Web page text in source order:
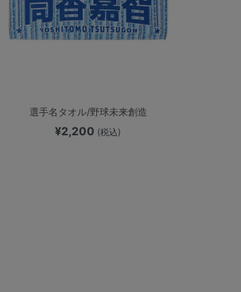
選手名タオル/野球未来創造
¥2,200 (税込)